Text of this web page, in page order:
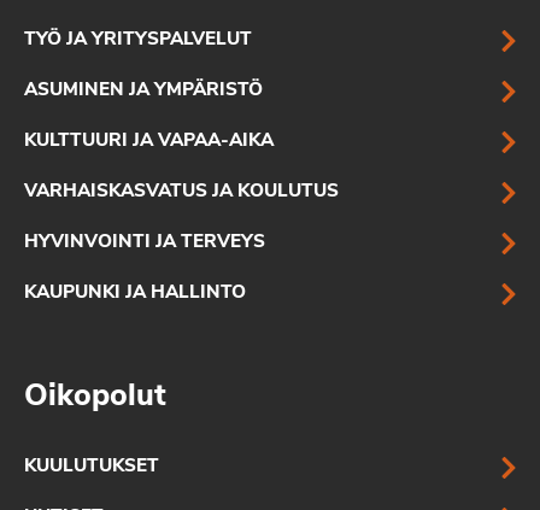
TYÖ JA YRITYSPALVELUT
ASUMINEN JA YMPÄRISTÖ
KULTTUURI JA VAPAA-AIKA
VARHAISKASVATUS JA KOULUTUS
HYVINVOINTI JA TERVEYS
KAUPUNKI JA HALLINTO
Oikopolut
KUULUTUKSET